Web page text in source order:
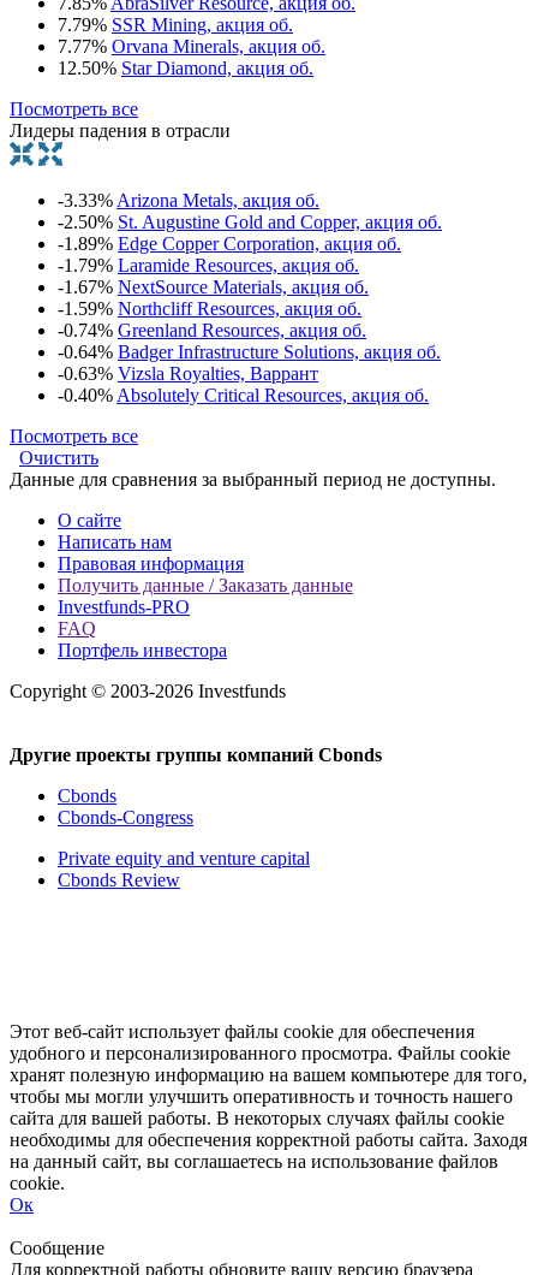
7.79% SSR Mining, акция об.
7.77% Orvana Minerals, акция об.
12.50% Star Diamond, акция об.
Посмотреть все
Лидеры падения в отрасли
-3.33% Arizona Metals, акция об.
-2.50% St. Augustine Gold and Copper, акция об.
-1.89% Edge Copper Corporation, акция об.
-1.79% Laramide Resources, акция об.
-1.67% NextSource Materials, акция об.
-1.59% Northcliff Resources, акция об.
-0.74% Greenland Resources, акция об.
-0.64% Badger Infrastructure Solutions, акция об.
-0.63% Vizsla Royalties, Варрант
-0.40% Absolutely Critical Resources, акция об.
Посмотреть все
Очистить
Данные для сравнения за выбранный период не доступны.
О сайте
Написать нам
Правовая информация
Получить данные / Заказать данные
Investfunds-PRO
FAQ
Портфель инвестора
Copyright © 2003-2026 Investfunds
Другие проекты группы компаний Cbonds
Cbonds
Cbonds-Congress
Private equity and venture capital
Cbonds Review
Этот веб-сайт использует файлы cookie для обеспечения
удобного и персонализированного просмотра. Файлы cookie
хранят полезную информацию на вашем компьютере для того,
чтобы мы могли улучшить оперативность и точность нашего
сайта для вашей работы. В некоторых случаях файлы cookie
необходимы для обеспечения корректной работы сайта. Заходя
на данный сайт, вы соглашаетесь на использование файлов
cookie.
Ок
Сообщение
Для корректной работы обновите вашу версию браузера